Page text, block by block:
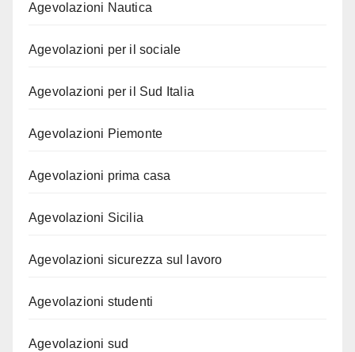
Agevolazioni Nautica
Agevolazioni per il sociale
Agevolazioni per il Sud Italia
Agevolazioni Piemonte
Agevolazioni prima casa
Agevolazioni Sicilia
Agevolazioni sicurezza sul lavoro
Agevolazioni studenti
Agevolazioni sud